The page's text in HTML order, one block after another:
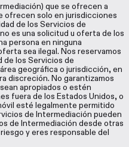
que se ofrecen a
ofrecen solo en jurisdicciones
de los Servicios de
es una solicitud u oferta de los
persona en ninguna
sea ilegal. Nos reservamos
de los Servicios de
geográfica o jurisdicción, en
discreción. No garantizamos
apropiados o estén
fuera de los Estados Unidos, o
esté legalmente permitido
de Intermediación pueden
de Intermediación desde otras
y eres responsable del